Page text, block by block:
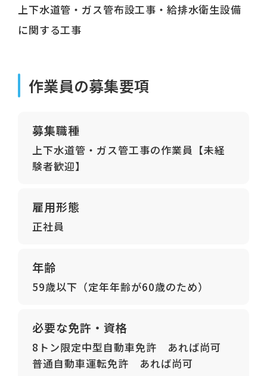
上下水道管・ガス管布設工事・給排水衛生設備
に関する工事
作業員の募集要項
募集職種
上下水道管・ガス管工事の作業員【未経
験者歓迎】
雇用形態
正社員
年齢
59歳以下（定年年齢が60歳のため）
必要な免許・資格
8トン限定中型自動車免許　あれば尚可
普通自動車運転免許　あれば尚可